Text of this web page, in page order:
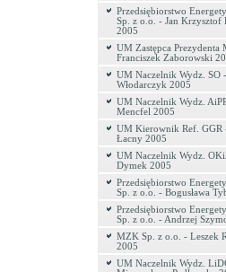
Przedsiębiorstwo
Sp. z o.o. - Jan Krzysztof
2005
UM Zastępca Prezydenta
Franciszek Zaborowski
UM Naczelnik Wydz. SO
Włodarczyk 2005
UM Naczelnik Wydz.
Mencfel 2005
UM Kierownik Ref. GGR
Łacny 2005
UM Naczelnik Wydz.
Dymek 2005
Przedsiębiorstwo
Sp. z o.o. - Bogusława
Przedsiębiorstwo
Sp. z o.o. - Andrzej
MZK Sp. z o.o. - Leszek
2005
UM Naczelnik Wydz.